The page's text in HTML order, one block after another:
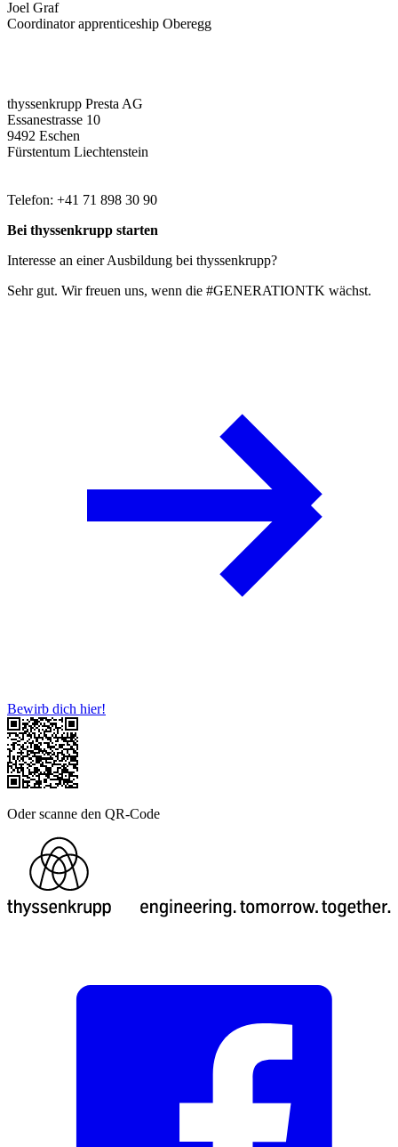
Joel Graf
Coordinator apprenticeship Oberegg
thyssenkrupp Presta AG
Essanestrasse 10
9492 Eschen
Fürstentum Liechtenstein
Telefon: +41 71 898 30 90
Bei thyssenkrupp starten
Interesse an einer Ausbildung bei thyssenkrupp?
Sehr gut. Wir freuen uns, wenn die #GENERATIONTK wächst.
Bewirb dich hier!
Oder scanne den QR-Code